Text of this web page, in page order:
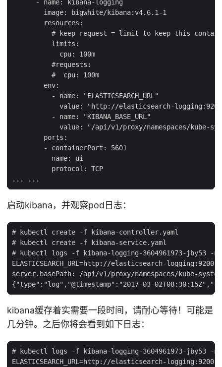
      - name: kibana-logging
        image: bigwhite/kibana:v4.6.1-1
        resources:
# keep request = limit to keep this
          limits:
            cpu: 100m
          #requests:
          #  cpu: 100m
        env:
          - name: "ELASTICSEARCH_URL"
value: "http://elasticsearch-
          - name: "KIBANA_BASE_URL"
value: "/api/v1/proxy/namespaces/kube-
        ports:
        - containerPort: 5601
          name: ui
          protocol: TCP
启动kibana，并观察pod日志：
# kubectl create -f kibana-controller.yaml
# kubectl create -f kibana-service.yaml
# kubectl logs -f kibana-logging-3604961973-jby53 -n
ELASTICSEARCH_URL=http://elasticsearch-logging:9200
server.basePath: /api/v1/proxy/namespaces/kube-
kibana缓存着实需要一段时间，请耐心等待！可能是
几分钟。之后你将会看到如下日志：
# kubectl logs -f kibana-logging-3604961973-jby53 -n
ELASTICSEARCH_URL=http://elasticsearch-logging:9200